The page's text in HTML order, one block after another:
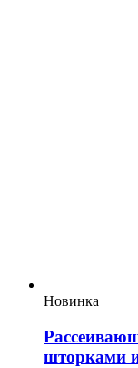
Новинка
шторками